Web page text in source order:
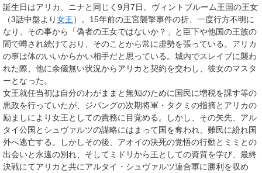
誕生日はアリカ、ニナと同じく9月7日。ヴィントブルーム王国の王女
（3話中盤より女王）。15年前の王宮襲撃事件の折、一度行方不明に
なり、その事から「偽者の王女ではないか？」と臣下や他国の王族の
間で噂され続けており、そのことから常に虚勢を張っている。アリカ
の事は体のいいからかい相手だと思っている。城内でスレイブに襲わ
れた際、他に余儀無い状況からアリカと契約を交わし、彼女のマスタ
ーとなった。
女王就任当初は自分のわがままと無知のために国民に増税を課す等の
悪政を行っていたが、ジパングの次期将軍・タクミの指摘とアリカの
励ましにより女王としての責務に目覚める。しかし、その矢先、アル
タイ公国とシュヴァルツの謀略にはまって国を奪われ、難民に紛れ国
外へ逃亡する。しかしその後、アオイの決死の覚悟の行動とミミとの
出会いと永遠の別れ、そしてミドリから王としての資質を学び、最終
決戦にてアリカと共にアルタイ・シュヴァルツ連合軍に勝利を収め